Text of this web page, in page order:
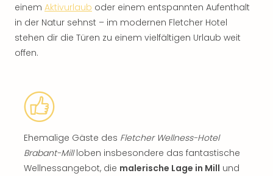
einem Aktivurlaub oder einem entspannten Aufenthalt
in der Natur sehnst – im modernen Fletcher Hotel
stehen dir die Türen zu einem vielfältigen Urlaub weit
offen.
Ehemalige Gäste des Fletcher Wellness-Hotel
Brabant-Millloben insbesondere das fantastische
Wellnessangebot, die malerische Lage in Mill und